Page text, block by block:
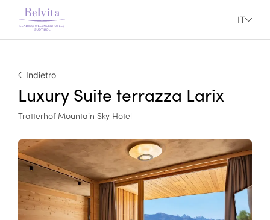
IT
Indietro
Luxury Suite terrazza Larix
Tratterhof Mountain Sky Hotel